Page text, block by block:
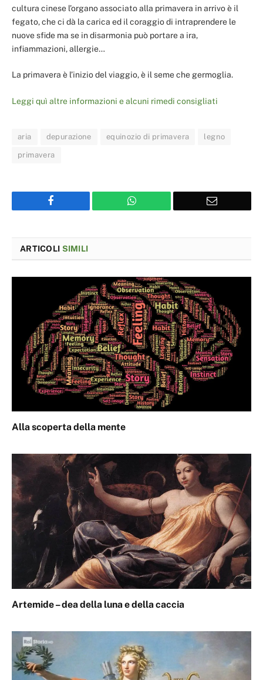
cultura cinese l’organo associato alla primavera in arrivo è il
fegato, che ci dà la carica ed il coraggio di intraprendere le
nuove sfide ma se in disarmonia può portare a ira,
infiammazioni, allergie…
La primavera è l’inizio del viaggio, è il seme che germoglia.
Leggi quì altre informazioni e alcuni rimedi consigliati
aria depurazione equinozio di primavera legno
primavera
WhatsApp Email
ARTICOLI SIMILI
Alla scoperta della mente
Artemide – dea della luna e della caccia